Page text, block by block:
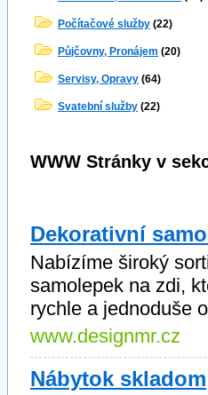
Počítačové služby (22)
Půjčovny, Pronájem (20)
Servisy, Opravy (64)
Svatební služby (22)
WWW Stránky v
Dekorativní
Nabízíme široký
samolepek na zdi,
rychle a jednoduše
www.designmr.cz
Nábytok skladom